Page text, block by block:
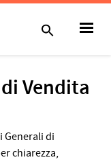
Vendita
Generali di
chiarezza,